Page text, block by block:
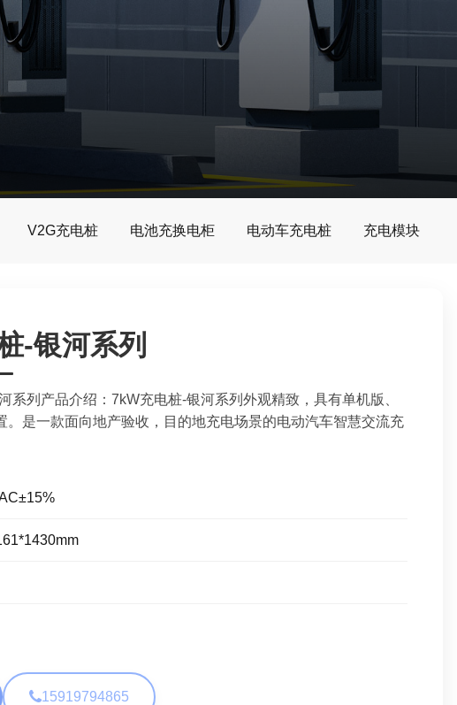
V2G充电桩 电池充换电柜 电动车充电桩 充电模块
-银河系列
系列产品介绍：7kW充电桩-银河系列外观精致，具有单机版、
。是一款面向地产验收，目的地充电场景的电动汽车智慧交流充
15919794865